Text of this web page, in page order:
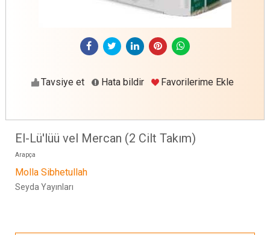
Tavsiye et Hata bildir Favorilerime Ekle
El-Lü'lüü vel Mercan (2 Cilt Takım)
Arapça
Molla Sibhetullah
Seyda Yayınları